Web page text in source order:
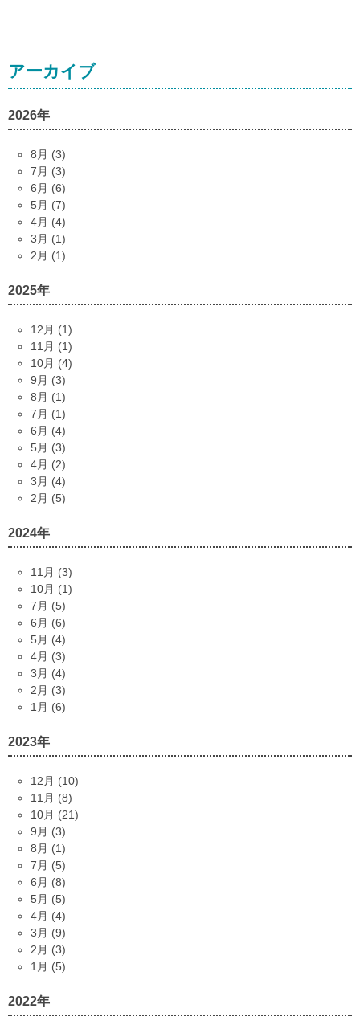
アーカイブ
2026年
8月 (3)
7月 (3)
6月 (6)
5月 (7)
4月 (4)
3月 (1)
2月 (1)
2025年
12月 (1)
11月 (1)
10月 (4)
9月 (3)
8月 (1)
7月 (1)
6月 (4)
5月 (3)
4月 (2)
3月 (4)
2月 (5)
2024年
11月 (3)
10月 (1)
7月 (5)
6月 (6)
5月 (4)
4月 (3)
3月 (4)
2月 (3)
1月 (6)
2023年
12月 (10)
11月 (8)
10月 (21)
9月 (3)
8月 (1)
7月 (5)
6月 (8)
5月 (5)
4月 (4)
3月 (9)
2月 (3)
1月 (5)
2022年